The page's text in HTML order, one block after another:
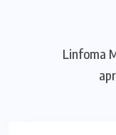
Linfoma